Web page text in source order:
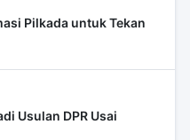
Pilkada untuk Tekan
Usulan DPR Usai